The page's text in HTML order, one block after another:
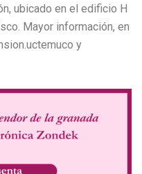
ubicado en el edificio H
Mayor información, en
y